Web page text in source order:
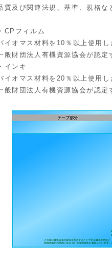
質及び関連法規、基準、規格な
・CPフィルム
イオマス材料を10％以上使用し
般財団法人有機資源協会が認定
・インキ
イオマス材料を20％以上使用し
般財団法人有機資源協会が認定